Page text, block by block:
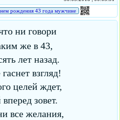
рождения 43 года мужчине
ни говори
же в 43,
лет назад.
взгляд!
целей ждет,
зовет.
все желания,